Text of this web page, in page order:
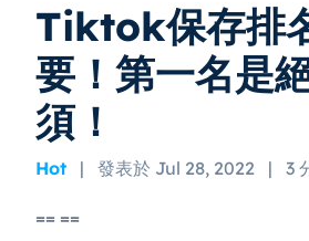
Tiktok保存排
要！第一名是
須！
Hot | 發表於 Jul 28, 2022 | 3
== ==